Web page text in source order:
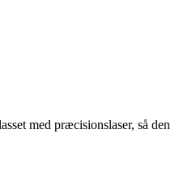
med præcisionslaser, så den